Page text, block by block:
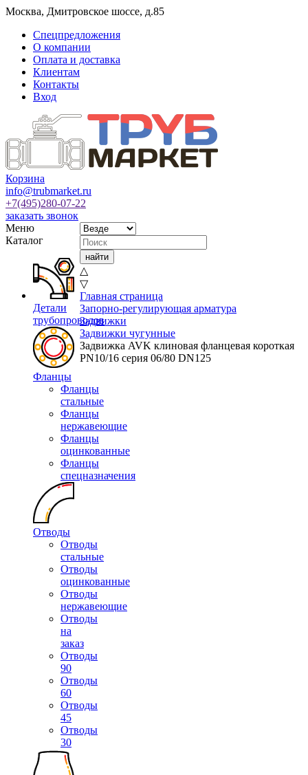
Москва, Дмитровское шоссе, д.85
Спецпредложения
О компании
Оплата и доставка
Клиентам
Контакты
Вход
Корзина
info@trubmarket.ru
+7(495)280-07-22
заказать звонок
Меню
Каталог
Детали
трубопроводов
Фланцы
Фланцы
стальные
Фланцы
нержавеющие
Фланцы
оцинкованные
Фланцы
спецназначения
Отводы
Отводы
стальные
Отводы
оцинкованные
Отводы
нержавеющие
Отводы
на
заказ
Отводы
90
Отводы
60
Отводы
45
Отводы
30
△
▽
Главная страница
Запорно-регулирующая арматура
Задвижки
Задвижки чугунные
Задвижка AVK клиновая фланцевая короткая
PN10/16 серия 06/80 DN125